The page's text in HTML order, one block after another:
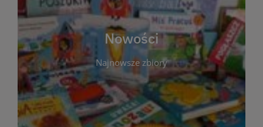
Nowości
Najnowsze zbiory
Starachowicach. Regularnie aktualizujemy listę,
aby Czytelnicy mogli na bieżąco odkrywać świeże
tytuły i najciekawsze premiery wydawnicze. Każda
pozycja opatrzona jest krótkim opisem i
informacją o dostępności w katalogu. Zachęcamy
do częstych odwiedzin – nowości pojawiają się
niemal każdego tygodnia! Dzięki tej zakładce
zawsze będziesz wiedzieć, co warto przeczytać